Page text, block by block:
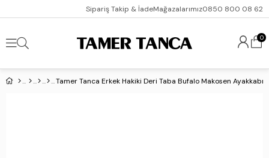
Sipariş Takip & İadeMağazalarımız0850 800 08 62
0
Tamer Tanca Erkek Hakiki Deri Taba Bufalo Makosen Ayakkabı